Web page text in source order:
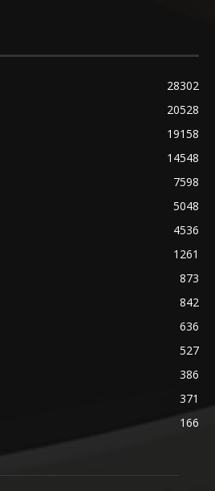
28302
20528
19158
14548
7598
5048
4536
1261
873
842
636
527
386
371
166